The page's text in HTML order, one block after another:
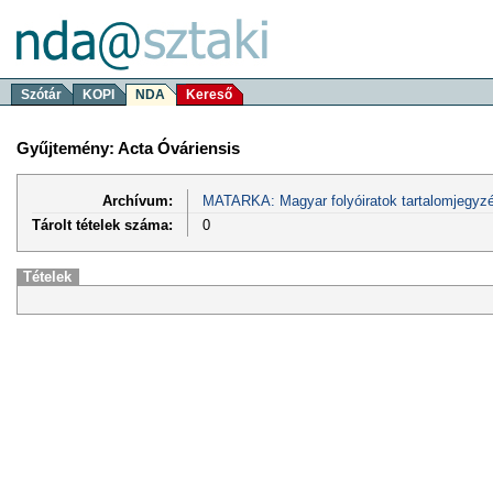
Szótár KOPI NDA Kereső
Gyűjtemény: Acta Óváriensis
Archívum:
MATARKA: Magyar folyóiratok
Tárolt tételek száma:
0
Tételek